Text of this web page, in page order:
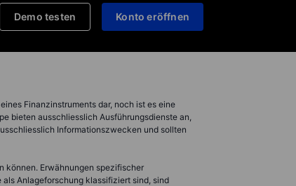
Demo testen Konto eröffnen
Finanzinstruments dar, noch ist es eine
bieten ausschliesslich Ausführungsdienste an,
Informationszwecken und sollten
können. Erwähnungen spezifischer
Anlageforschung klassifiziert sind, sind